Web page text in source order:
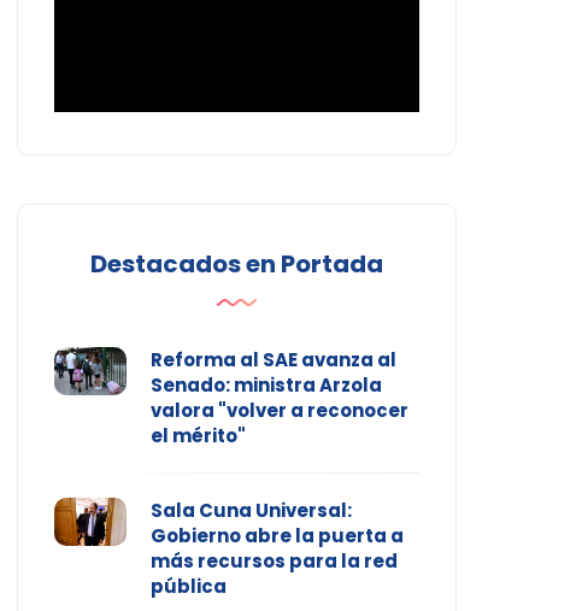
Destacados en Portada
Reforma al SAE avanza al
Senado: ministra Arzola
valora "volver a reconocer
el mérito"
Sala Cuna Universal:
Gobierno abre la puerta a
más recursos para la red
pública